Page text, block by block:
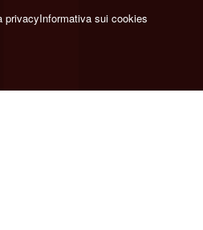
privacyInformativa sui cookies